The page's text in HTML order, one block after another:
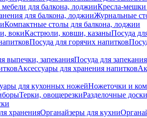
для балкона, лоджииКресла-мешки
для балкона, лоджииЖурнальные
Компактные столы для балкона, лоджии
вокиКастрюли, ковши, казаныПосуда
Посуда для горячих напитков
выпечки, запеканияПосуда для запекания
Аксессуары для хранения напитков
для кухонных ножейНожеточки и
Терки, овощерезкиРазделочные доски
храненияОрганайзеры для кухни